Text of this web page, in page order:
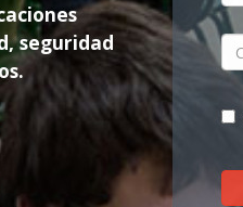
seguridad